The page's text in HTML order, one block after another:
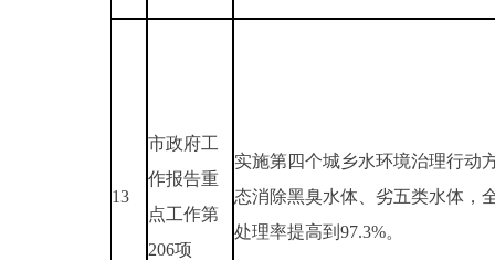
13
市政府工
作报告重
点工作第
206项
实施第四个城乡水环境治理行动
态消除黑臭水体、劣五类水体，
处理率提高到97.3%。